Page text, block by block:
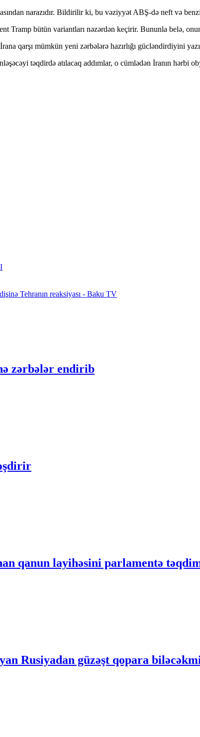
narazıdır. Bildirilir ki, bu vəziyyət ABŞ-də neft və
Tramp bütün variantları nəzərdən keçirir. Bununla belə,
qarşı mümkün yeni zərbələrə hazırlığı gücləndirdiyini
təqdirdə atılacaq addımlar, o cümlədən İranın
Tehranın reaksiyası - Baku TV
zərbələr endirib
qanun layihəsini parlamentə
Rusiyadan güzəşt qopara